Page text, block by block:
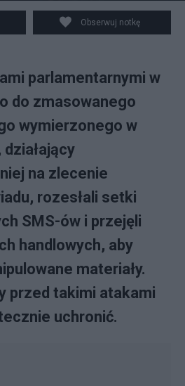
(zdjęcie
Paweł SupernakObserwuj notkę
parlamentarnymi w
do zmasowanego
wymierzonego w
na zlecenie
rozesłali setki
SMS-ów i przejęli
handlowych, aby
materiały.
przed takimi atakami
uchronić.